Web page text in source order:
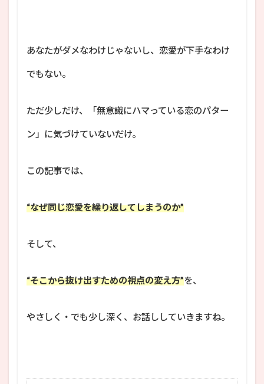
あなたがダメなわけじゃないし、恋愛が下手なわけ
でもない。
ただ少しだけ、「無意識にハマっている恋のパター
ン」に気づけていないだけ。
この記事では、
“なぜ同じ恋愛を繰り返してしまうのか”
そして、
“そこから抜け出すための視点の変え方”を、
やさしく・でも少し深く、お話ししていきますね。